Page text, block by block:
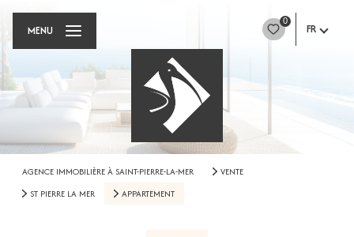
0
FR
MENU
AGENCE IMMOBILIÈRE À SAINT-PIERRE-LA-MER
VENTE
ST PIERRE LA MER
APPARTEMENT